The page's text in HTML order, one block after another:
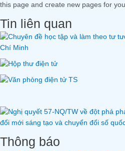
this page and create new pages for
Tin liên quan
Thông báo